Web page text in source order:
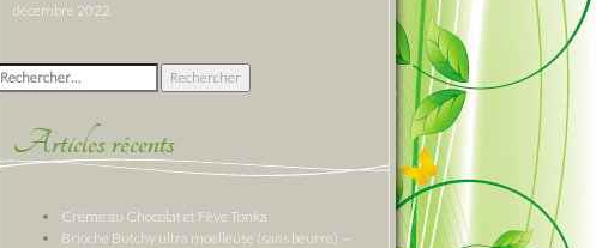
décembre 2022
Rechercher :
Articles récents
Crème au Chocolat et Fève Tonka
Brioche Butchy ultra moelleuse (sans beurre) —